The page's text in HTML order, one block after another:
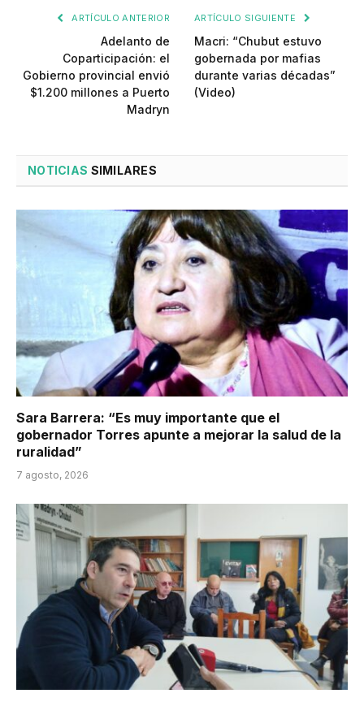
ARTÍCULO ANTERIOR
Adelanto de
Coparticipación: el
Gobierno provincial envió
$1.200 millones a Puerto
Madryn
ARTÍCULO SIGUIENTE
Macri: “Chubut estuvo
gobernada por mafias
durante varias décadas”
(Video)
NOTICIAS SIMILARES
Sara Barrera: “Es muy importante que el
gobernador Torres apunte a mejorar la salud de la
ruralidad”
7 agosto, 2026